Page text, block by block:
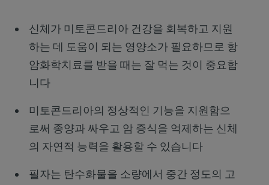
신체가 미토콘드리아 건강을 회복하고 지원
하는 데 도움이 되는 영양소가 필요하므로 항
암화학치료를 받을 때는 잘 먹는 것이 중요합
니다
미토콘드리아의 정상적인 기능을 지원함으
로써 종양과 싸우고 암 증식을 억제하는 신체
의 자연적 능력을 활용할 수 있습니다
필자는 탄수화물을 소량에서 중간 정도의 고